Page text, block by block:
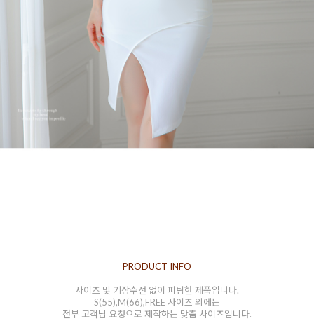
PRODUCT INFO
사이즈 및 기장수선 없이 피팅한 제품입니다.
S(55),M(66),FREE 사이즈 외에는
전부 고객님 요청으로 제작하는 맞춤 사이즈입니다.